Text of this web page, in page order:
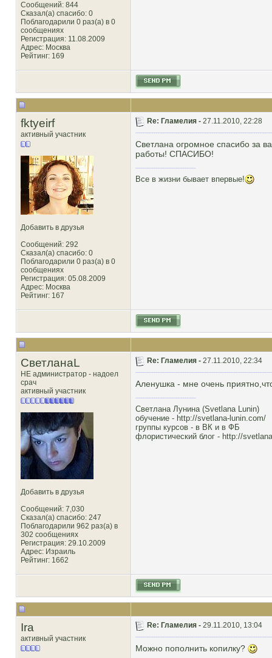
Сообщений: 844
Сказал(а) спасибо: 0
Поблагодарили 0 раз(а) в 0
сообщениях
Регистрация: 11.08.2009
Адрес: Москва
Рейтинг: 169
fktyeirf
активный участник
Добавить в друзья
Сообщений: 292
Сказал(а) спасибо: 0
Поблагодарили 0 раз(а) в 0
сообщениях
Регистрация: 05.08.2009
Адрес: Москва
Рейтинг: 167
Re: Гламелия - 27.11.2010, 22:28
Светлана огромное спасибо за
работы! СПАСИБО!
Все в жизни бывает впервые!
СветланаL
НЕ администратор - надоел
срач
активный участник
Добавить в друзья
Сообщений: 7,030
Сказал(а) спасибо: 247
Поблагодарили 962 раз(а) в
302 сообщениях
Регистрация: 29.10.2009
Адрес: Израиль
Рейтинг: 1662
Re: Гламелия - 27.11.2010, 22:34
Аленушка - мне очень
Светлана Лунина (Svetlana Lunin)
обучение - http://svetlana-lunin.com/
группы курсов - в ВК и в ФБ
флористический блог - http://
Ira
активный участник
Re: Гламелия - 29.11.2010, 13:04
Можно пополнить копилку?